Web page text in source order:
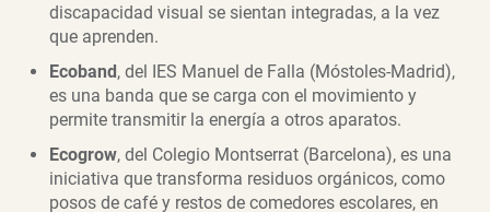
discapacidad visual se sientan integradas, a la vez
que aprenden.
Ecoband, del IES Manuel de Falla (Móstoles-Madrid),
es una banda que se carga con el movimiento y
permite transmitir la energía a otros aparatos.
Ecogrow, del Colegio Montserrat (Barcelona), es una
iniciativa que transforma residuos orgánicos, como
posos de café y restos de comedores escolares, en